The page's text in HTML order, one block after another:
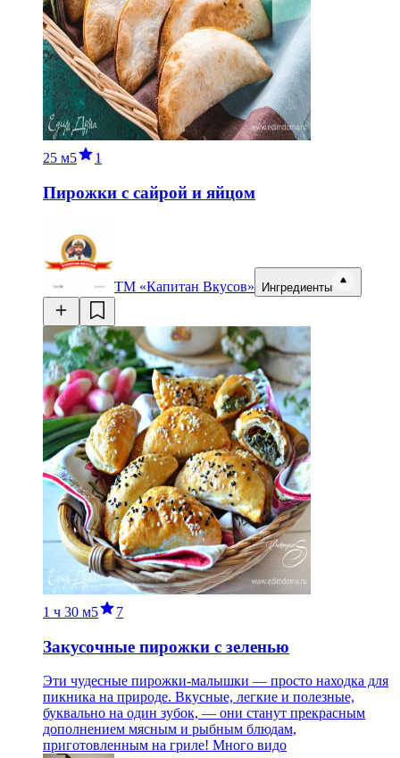
25 м5 1
Пирожки с сайрой и яйцом
ТМ «Капитан Вкусов» Ингредиенты
1 ч 30 м5 7
Закусочные пирожки с зеленью
Эти чудесные пирожки-малышки — просто находка для
пикника на природе. Вкусные, легкие и полезные,
буквально на один зубок, — они станут прекрасным
дополнением мясным и рыбным блюдам,
приготовленным на гриле! Много видо